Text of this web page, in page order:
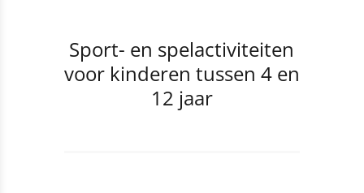
Sport- en spelactiviteiten
voor kinderen tussen 4 en
12 jaar